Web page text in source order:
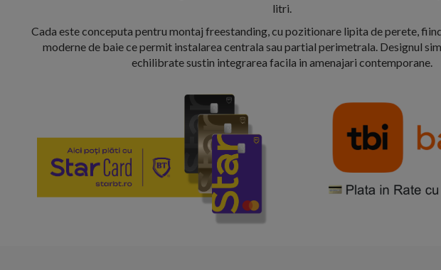
litri.
Cada este conceputa pentru montaj freestanding, cu pozitionare lipita de perete,
moderne de baie ce permit instalarea centrala sau partial perimetrala. Designul
echilibrate sustin integrarea facila in amenajari contemporane.